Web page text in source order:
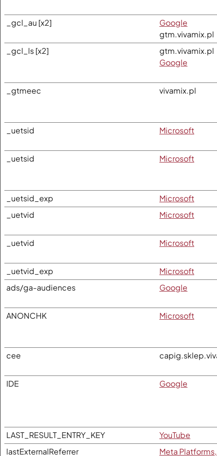
_gcl_au [x2]
Google
gtm.vivamix.pl
_gcl_ls [x2]
gtm.vivamix.pl
Google
_gtmeec vivamix.pl
_uetsid Microsoft
_uetsid Microsoft
_uetsid_exp
Microsoft
_uetvid
Microsoft
_uetvid Microsoft
_uetvid_exp
Microsoft
ads/ga-audiences
Google
ANONCHK Microsoft
cee
IDE Google
LAST_RESULT_ENTRY_KEY
YouTube
lastExternalReferrer
Meta